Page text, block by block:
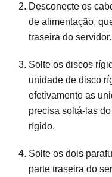
Desconecte os
de alimentação,
traseira do servidor.
Solte os discos
unidade de disco
efetivamente as
precisa soltá-las
rígido.
Solte os dois
parte traseira do